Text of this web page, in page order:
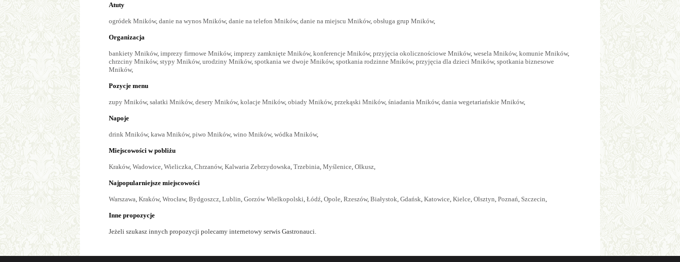
Atuty
ogródek Mników, danie na wynos Mników, danie na telefon Mników, danie na miejscu Mników, obsługa grup Mników,
Organizacja
bankiety Mników, imprezy firmowe Mników, imprezy zamknięte Mników, konferencje Mników, przyjęcia okolicznościowe Mników, wesela Mników, komunie Mników,
chrzciny Mników, stypy Mników, urodziny Mników, spotkania we dwoje Mników, spotkania rodzinne Mników, przyjęcia dla dzieci Mników, spotkania biznesowe
Mników,
Pozycje menu
zupy Mników, sałatki Mników, desery Mników, kolacje Mników, obiady Mników, przekąski Mników, śniadania Mników, dania wegetariańskie Mników,
Napoje
drink Mników, kawa Mników, piwo Mników, wino Mników, wódka Mników,
Miejscowości w pobliżu
Kraków, Wadowice Wieliczka Chrzanów, Kalwaria Zebrzydowska Trzebinia Myślenice Olkusz
Najpopularniejsze miejscowości
Warszawa Kraków, Wrocław, Bydgoszcz Lublin Gorzów Wielkopolski Łódź Opole Rzeszów, Białystok Gdańsk Katowice Kielce Olsztyn Poznań Szczecin
Inne propozycje
Jeżeli szukasz innych propozycji polecamy internetowy serwis Gastronauci.